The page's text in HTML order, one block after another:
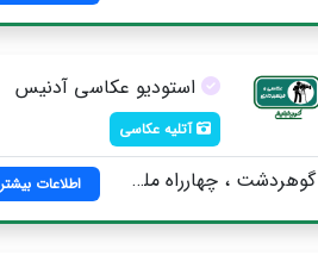
استودیو عکاسی آدنیس
آتلیه عکاسی
گوهردشت ، چهارراه ملکشاه ، استقلال جنوبی (کوی اتحاد) اطلاعات بیشتر